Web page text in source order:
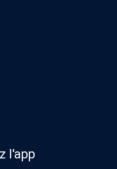
l'app